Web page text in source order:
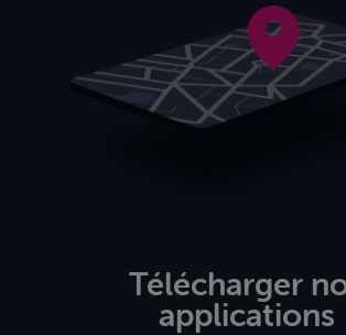
Télécharger
applications